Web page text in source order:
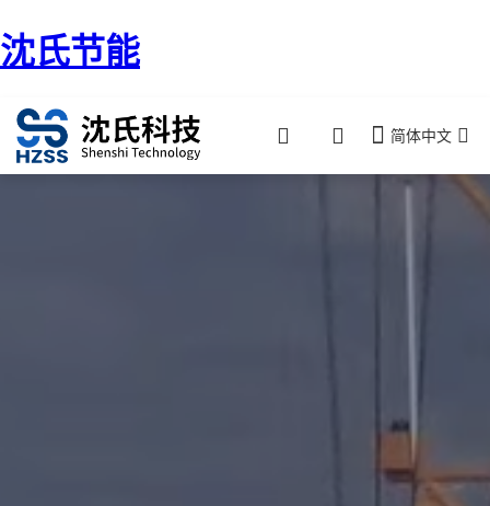
沈氏节能
简体中文